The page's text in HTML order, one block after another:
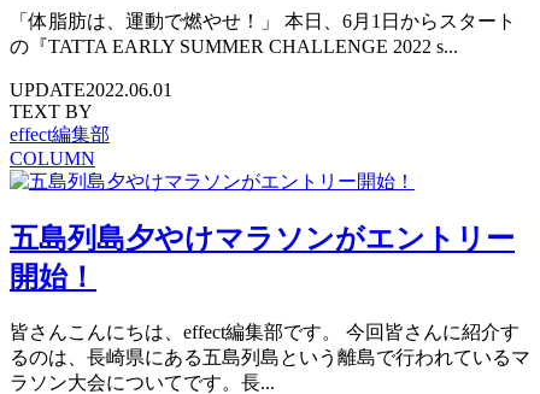
「体脂肪は、運動で燃やせ！」 本日、6月1日からスタート
の『TATTA EARLY SUMMER CHALLENGE 2022 s...
UPDATE2022.06.01
TEXT BY
effect編集部
COLUMN
五島列島夕やけマラソンがエントリー
開始！
皆さんこんにちは、effect編集部です。 今回皆さんに紹介す
るのは、長崎県にある五島列島という離島で行われているマ
ラソン大会についてです。長...